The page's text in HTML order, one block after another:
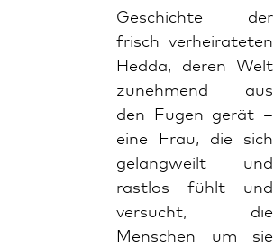
Geschichte der
frisch verheirateten
Hedda, deren Welt
zunehmend aus
den Fugen gerät –
eine Frau, die sich
gelangweilt und
rastlos fühlt und
versucht, die
Menschen um sie